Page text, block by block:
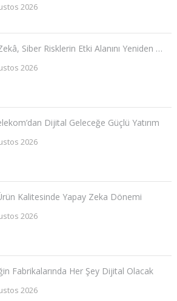
2026
Siber Risklerin Etki Alanını Yeniden …
2026
Dijital Geleceğe Güçlü Yatırım
2026
Kalitesinde Yapay Zeka Dönemi
2026
Fabrikalarında Her Şey Dijital Olacak
2026